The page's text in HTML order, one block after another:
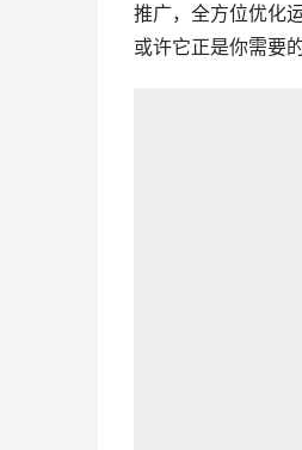
推广，全方位优化
或许它正是你需要